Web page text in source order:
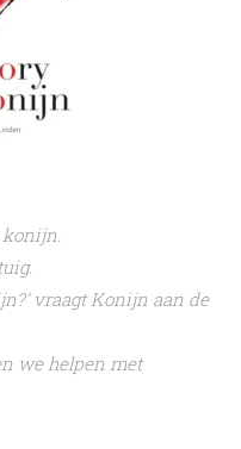
vraagt Konijn aan de
we helpen met